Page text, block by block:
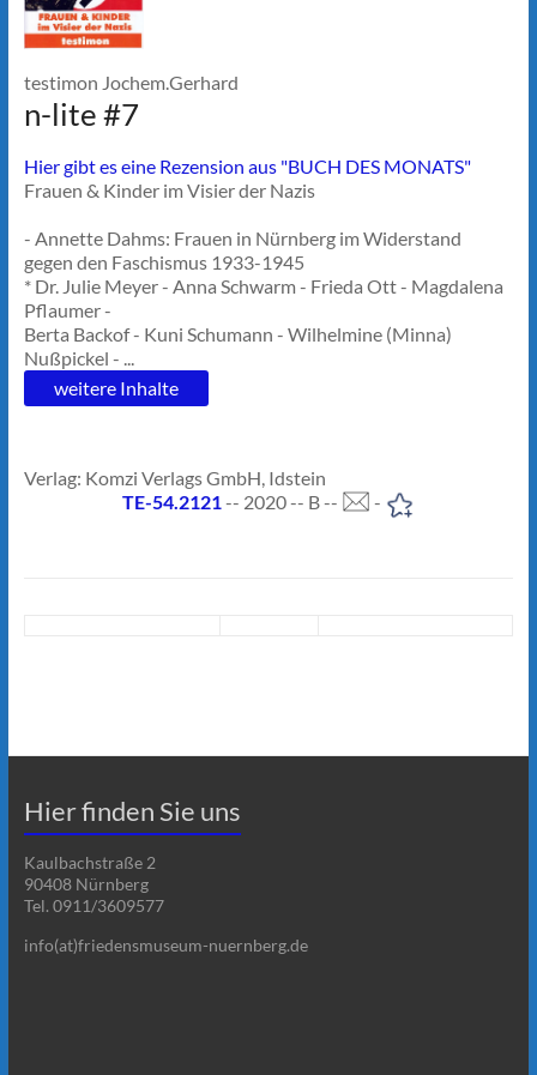
testimon Jochem.Gerhard
n-lite #7
Hier gibt es eine Rezension aus "BUCH DES MONATS"
Frauen & Kinder im Visier der Nazis
- Annette Dahms: Frauen in Nürnberg im Widerstand
gegen den Faschismus 1933-1945
* Dr. Julie Meyer - Anna Schwarm - Frieda Ott - Magdalena
Pflaumer -
Berta Backof - Kuni Schumann - Wilhelmine (Minna)
Nußpickel - ...
weitere Inhalte
Verlag: Komzi Verlags GmbH, Idstein
TE-54.2121-- 2020 -- B -- -
Hier finden Sie uns
Kaulbachstraße 2
90408 Nürnberg
Tel. 0911/3609577
info(at)friedensmuseum-nuernberg.de